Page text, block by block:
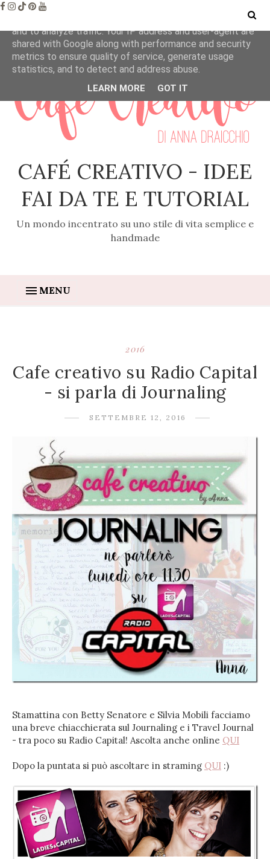
CAFÉ CREATIVO - IDEE
FAI DA TE E TUTORIAL
Un mondo incentrato su uno stile di vita semplice e
handmade
MENU
2016
Cafe creativo su Radio Capital
- si parla di Journaling
SETTEMBRE 12, 2016
Stamattina con Betty Senatore e Silvia Mobili facciamo
una breve chiacchierata sul Journaling e i Travel Journal
- tra poco su Radio Capital! Ascolta anche online QUI
Dopo la puntata si può ascoltare in straming QUI :)
This site uses cookies from Google to deliver its services
and to analyze traffic. Your IP address and user-agent are
shared with Google along with performance and security
metrics to ensure quality of service, generate usage
statistics, and to detect and address abuse.
LEARN MORE GOT IT